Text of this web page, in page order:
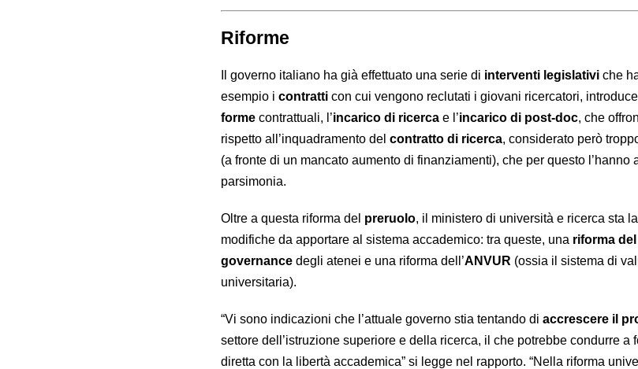
Riforme
Il governo italiano ha già effettuato una serie di interventi legislativi che
esempio i contratti con cui vengono reclutati i giovani ricercatori,
forme contrattuali, l’incarico di ricerca e l’incarico di post-doc, che
rispetto all’inquadramento del contratto di ricerca, considerato però
(a fronte di un mancato aumento di finanziamenti), che per questo l’hanno
parsimonia.
Oltre a questa riforma del preruolo, il ministero di università e ricerca sta
modifiche da apportare al sistema accademico: tra queste, una riforma
governance degli atenei e una riforma dell’ANVUR (ossia il sistema di
universitaria).
“Vi sono indicazioni che l’attuale governo stia tentando di accrescere il
settore dell’istruzione superiore e della ricerca, il che potrebbe condurre a
diretta con la libertà accademica” si legge nel rapporto. “Nella riforma